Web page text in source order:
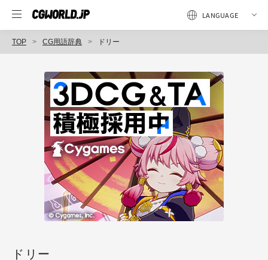
TOP CG用語辞典 ドリー
ドリー